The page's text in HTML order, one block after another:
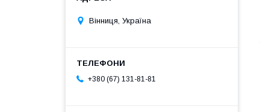
Вінниця, Україна
+380 (67) 131-81-81